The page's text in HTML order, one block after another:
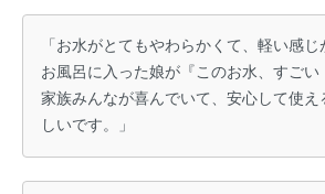
「お水がとてもやわらかくて、軽い感じ
お風呂に入った娘が『このお水、すごい
家族みんなが喜んでいて、安心して使え
しいです。」